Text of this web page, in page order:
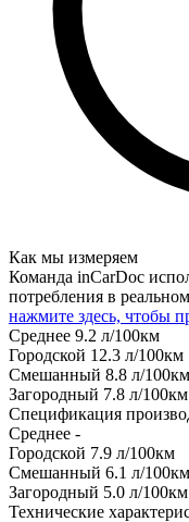
Как мы измеряем
Команда inCarDoc
потребления в
нажмите здесь, чтобы
Среднее 9.2 л/100км
Городской 12.3 л/100км
Смешанный 8.8 л/100км
Загородный 7.8 л/100км
Спецификация
Среднее -
Городской 7.9 л/100км
Смешанный 6.1 л/100км
Загородный 5.0 л/100км
Технические